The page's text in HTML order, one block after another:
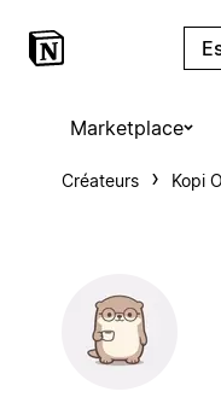
Marketplace
Créateurs Kopi